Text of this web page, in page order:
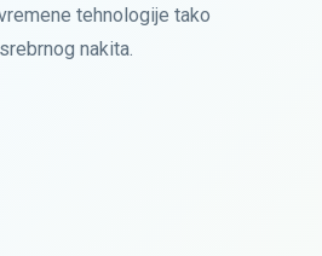
tehnologije tako
nakita.